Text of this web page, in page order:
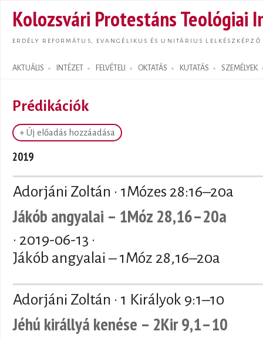
Kolozsvári Protestáns Teológiai
ERDÉLY REFORMÁTUS, EVANGÉLIKUS ÉS UNITÁRIUS LELKÉSZKÉPZŐ
AKTUÁLIS INTÉZET FELVÉTELI OKTATÁS KUTATÁS SZEMÉLYEK
Search form
Prédikációk
+ Új előadás hozzáadása
2019
Adorjáni Zoltán · 1Mózes 28:16–20a
Jákób angyalai – 1Móz 28,16–20a
· 2019-06-13 ·
Jákób angyalai – 1Móz 28,16–20a
Adorjáni Zoltán · 1 Királyok 9:1–10
Jéhú királlyá kenése – 2Kir 9,1–10